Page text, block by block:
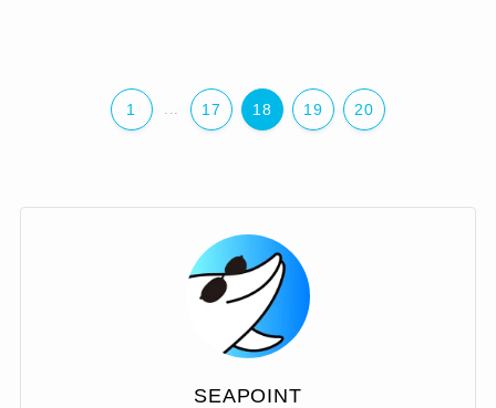
1 ... 17 18 19 20
SEAPOINT